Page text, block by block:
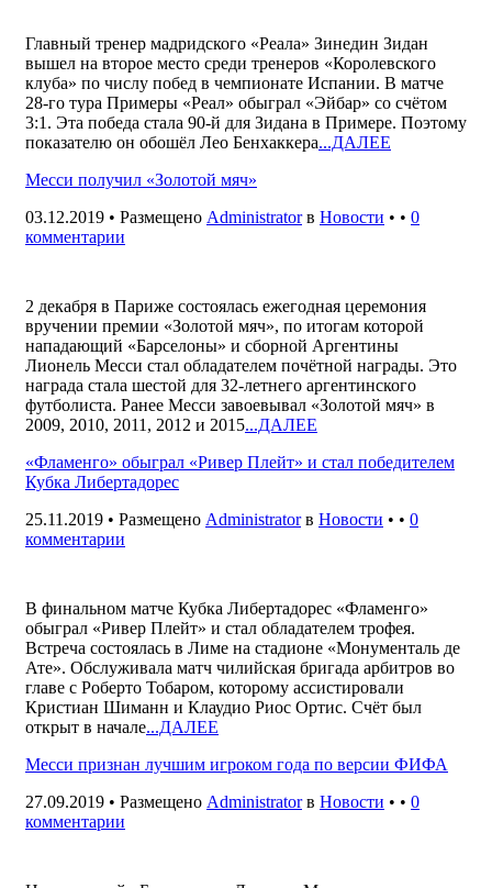
Главный тренер мадридского «Реала» Зинедин Зидан
вышел на второе место среди тренеров «Королевского
клуба» по числу побед в чемпионате Испании. В матче
28-го тура Примеры «Реал» обыграл «Эйбар» со счётом
3:1. Эта победа стала 90-й для Зидана в Примере. Поэтому
показателю он обошёл Лео Бенхаккера...ДАЛЕЕ
Месси получил «Золотой мяч»
03.12.2019 • Размещено Administratorв Новости • • 0
комментарии
2 декабря в Париже состоялась ежегодная церемония
вручении премии «Золотой мяч», по итогам которой
нападающий «Барселоны» и сборной Аргентины
Лионель Месси стал обладателем почётной награды. Это
награда стала шестой для 32-летнего аргентинского
футболиста. Ранее Месси завоевывал «Золотой мяч» в
2009, 2010, 2011, 2012 и 2015...ДАЛЕЕ
«Фламенго» обыграл «Ривер Плейт» и стал победителем
Кубка Либертадорес
25.11.2019 • Размещено Administratorв Новости • • 0
комментарии
В финальном матче Кубка Либертадорес «Фламенго»
обыграл «Ривер Плейт» и стал обладателем трофея.
Встреча состоялась в Лиме на стадионе «Монументаль де
Ате». Обслуживала матч чилийская бригада арбитров во
главе с Роберто Тобаром, которому ассистировали
Кристиан Шиманн и Клаудио Риос Ортис. Счёт был
открыт в начале...ДАЛЕЕ
Месси признан лучшим игроком года по версии ФИФА
27.09.2019 • Размещено Administratorв Новости • • 0
комментарии